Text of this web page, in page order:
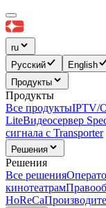
ru
Русский
English
Продукты
Продукты
Все продуктыIPTV/
LiteВидеосервер
сигнала с Transporter
Решения
Решения
Все решения
кинотеатрам
HoReCa